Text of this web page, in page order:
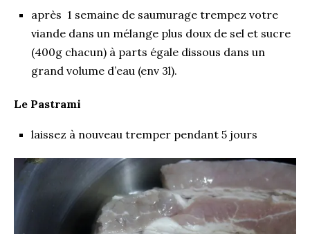
après 1 semaine de saumurage trempez votre
viande dans un mélange plus doux de sel et sucre
(400g chacun) à parts égale dissous dans un
grand volume d’eau (env 3l).
Le Pastrami
laissez à nouveau tremper pendant 5 jours